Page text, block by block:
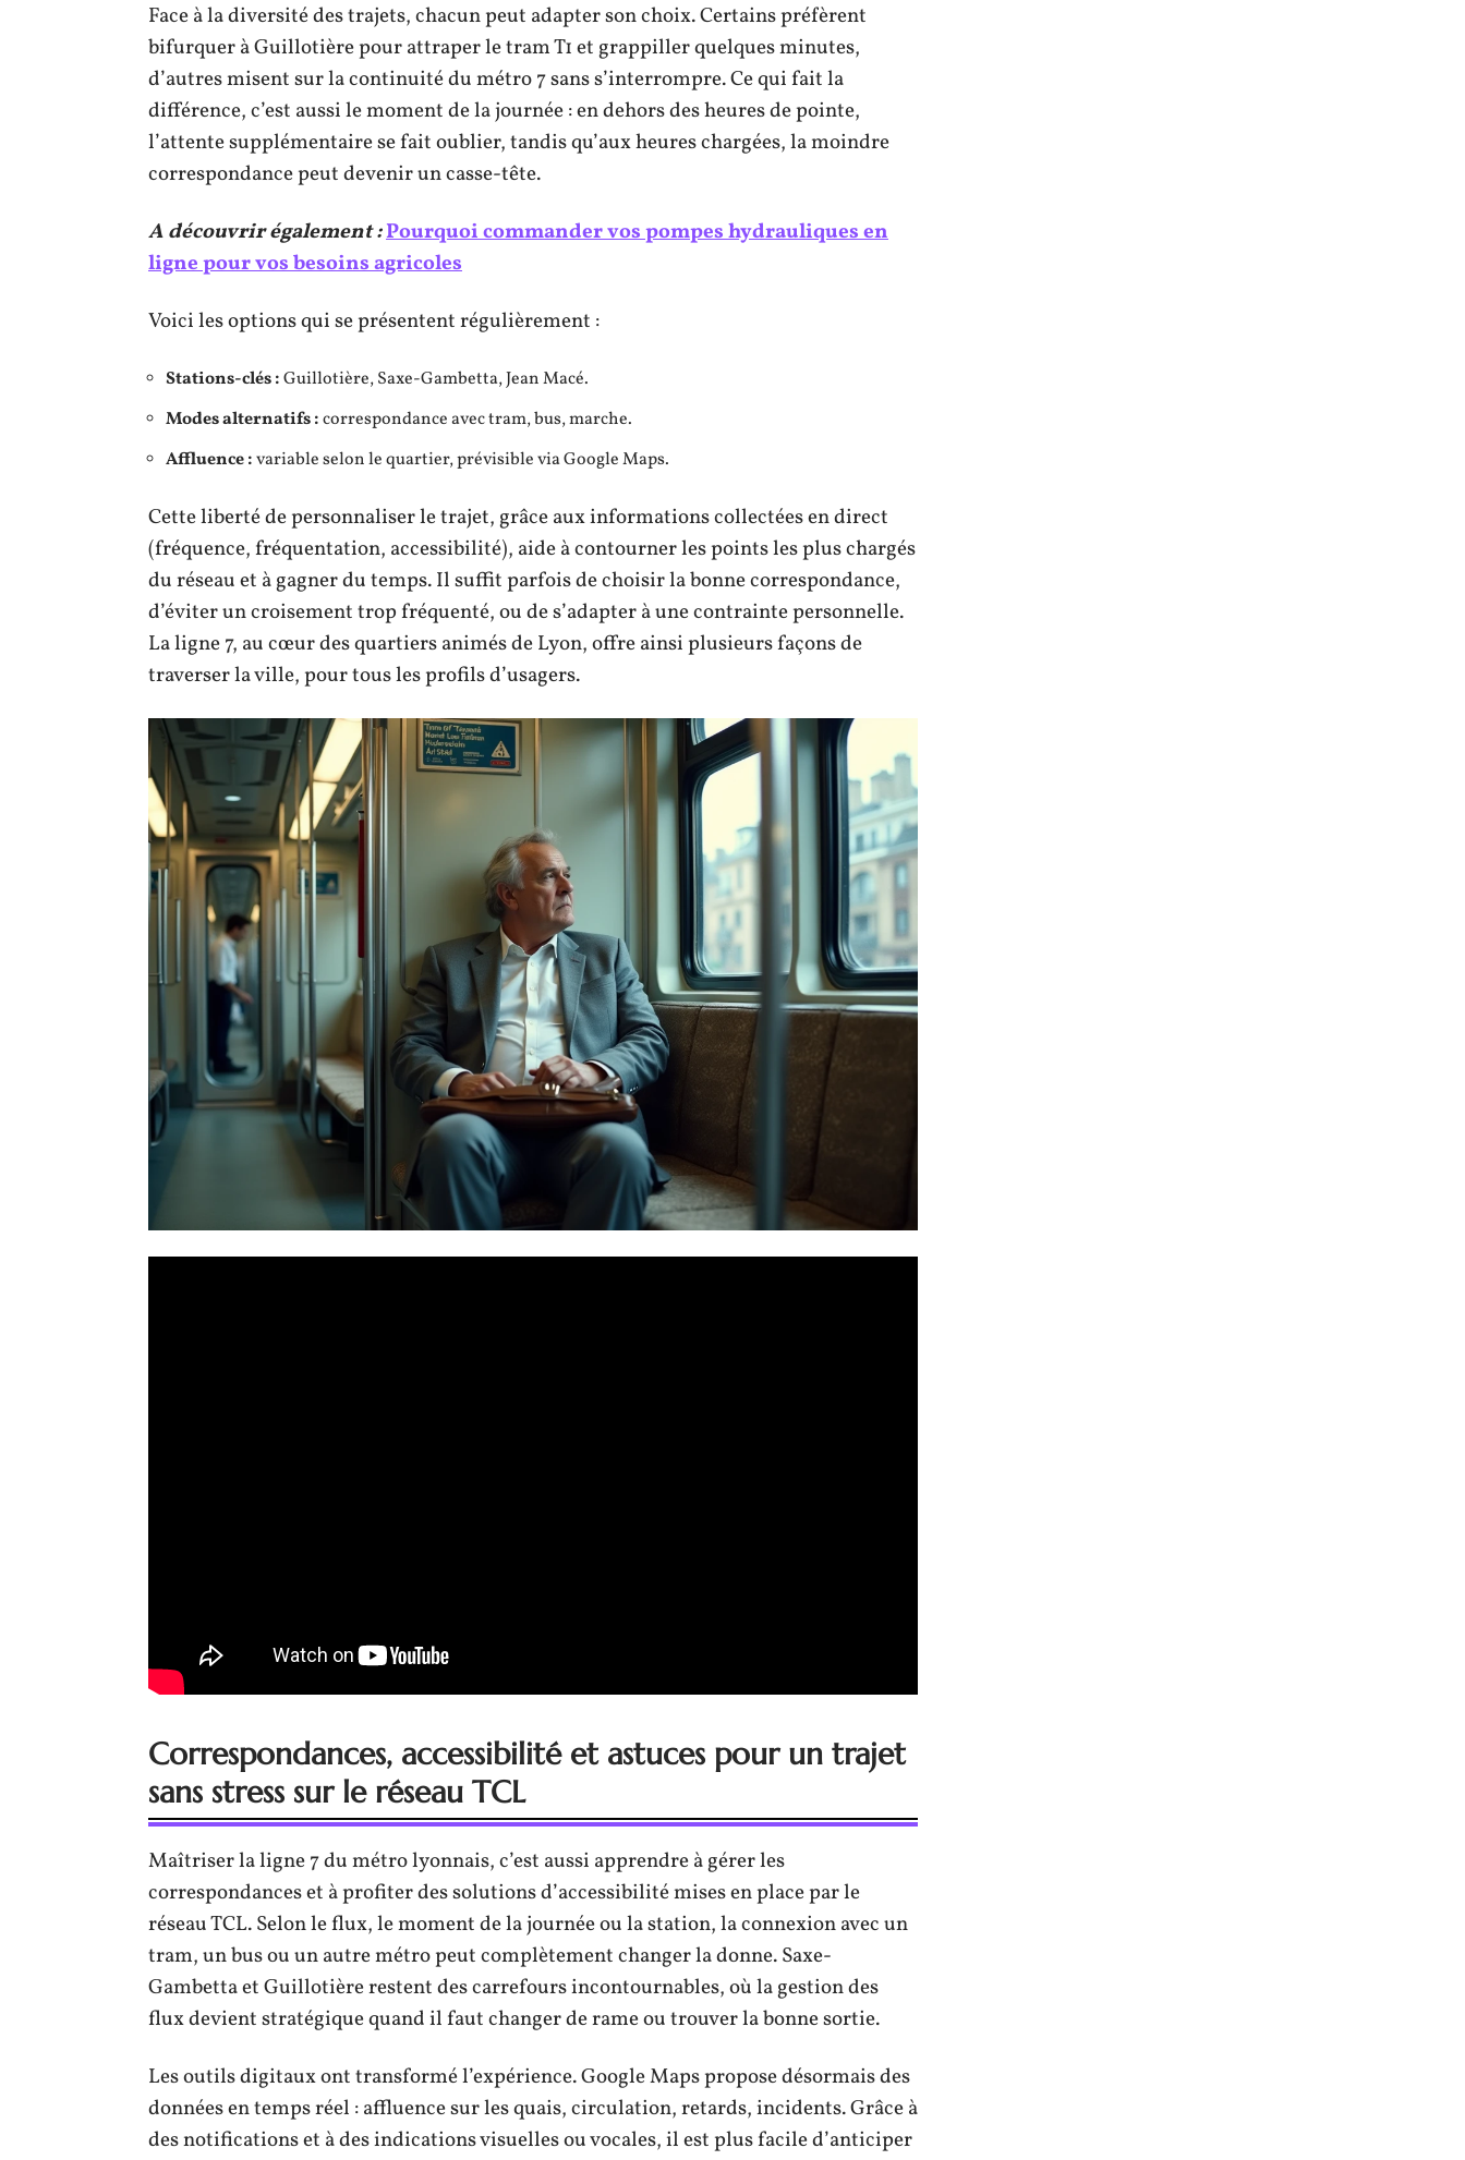
Face à la diversité des trajets, chacun peut adapter son choix. Certains préfèrent
bifurquer à Guillotière pour attraper le tram T1 et grappiller quelques minutes,
d’autres misent sur la continuité du métro 7 sans s’interrompre. Ce qui fait la
différence, c’est aussi le moment de la journée : en dehors des heures de pointe,
l’attente supplémentaire se fait oublier, tandis qu’aux heures chargées, la moindre
correspondance peut devenir un casse-tête.
A découvrir également :Pourquoi commander vos pompes hydrauliques en
ligne pour vos besoins agricoles
Voici les options qui se présentent régulièrement :
Stations-clés :Guillotière, Saxe-Gambetta, Jean Macé.
Modes alternatifs :correspondance avec tram, bus, marche.
Affluence :variable selon le quartier, prévisible via Google Maps.
Cette liberté de personnaliser le trajet, grâce aux informations collectées en direct
(fréquence, fréquentation, accessibilité), aide à contourner les points les plus chargés
du réseau et à gagner du temps. Il suffit parfois de choisir la bonne correspondance,
d’éviter un croisement trop fréquenté, ou de s’adapter à une contrainte personnelle.
La ligne 7, au cœur des quartiers animés de Lyon, offre ainsi plusieurs façons de
traverser la ville, pour tous les profils d’usagers.
Correspondances, accessibilité et astuces pour un trajet
sans stress sur le réseau TCL
Maîtriser la ligne 7 du métro lyonnais, c’est aussi apprendre à gérer les
correspondances et à profiter des solutions d’accessibilité mises en place par le
réseau TCL. Selon le flux, le moment de la journée ou la station, la connexion avec un
tram, un bus ou un autre métro peut complètement changer la donne. Saxe-
Gambetta et Guillotière restent des carrefours incontournables, où la gestion des
flux devient stratégique quand il faut changer de rame ou trouver la bonne sortie.
Les outils digitaux ont transformé l’expérience. Google Maps propose désormais des
données en temps réel : affluence sur les quais, circulation, retards, incidents. Grâce à
des notifications et à des indications visuelles ou vocales, il est plus facile d’anticiper